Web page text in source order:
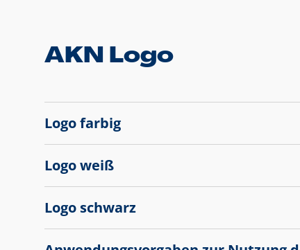
AKN Logo
Logo farbig
Logo weiß
Logo schwarz